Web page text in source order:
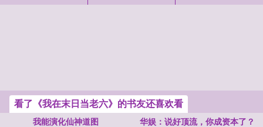
看了《我在末日当老六》的书友还喜欢看
我能演化仙神道图
华娱：说好顶流，你成资本了？